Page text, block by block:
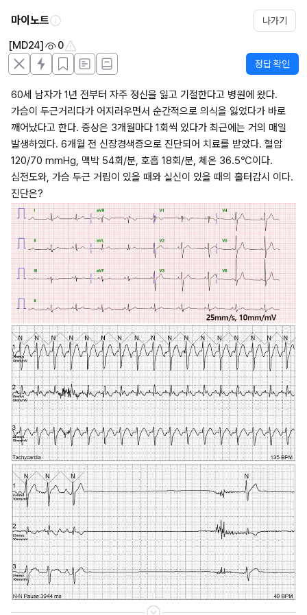
마이노트 나가기
[MD24] 0
정답 확인
60세 남자가 1년 전부터 자주 정신을 잃고 기절한다고 병원에 왔다.
가슴이 두근거리다가 어지러우면서 순간적으로 의식을 잃었다가 바로
깨어났다고 한다. 증상은 3개월마다 1회씩 있다가 최근에는 거의 매일
발생하였다. 6개월 전 신장경색증으로 진단되어 치료를 받았다. 혈압
120/70 mmHg, 맥박 54회/분, 호흡 18회/분, 체온 36.5℃이다.
심전도와, 가슴 두근 거림이 있을 때와 실신이 있을 때의 홀터감시 이다.
진단은?